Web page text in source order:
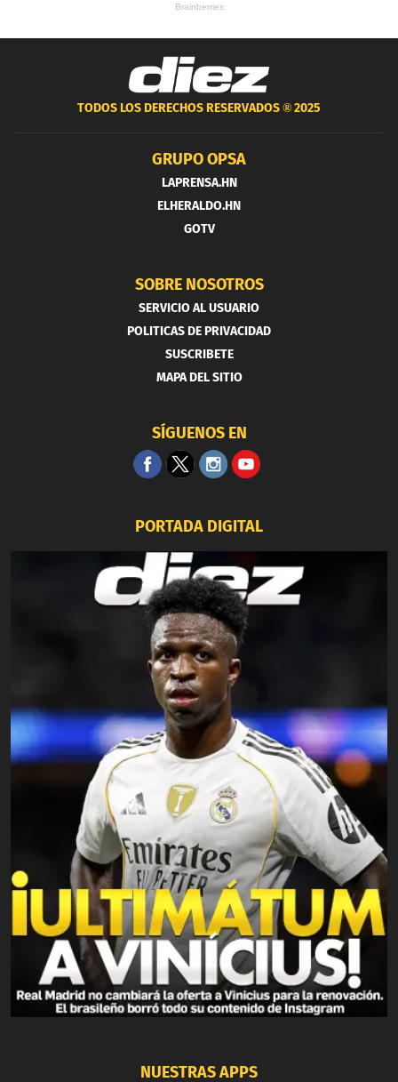
TODOS LOS DERECHOS RESERVADOS ®2025
GRUPO OPSA
LAPRENSA.HN
ELHERALDO.HN
GOTV
SOBRE NOSOTROS
SERVICIO AL USUARIO
POLITICAS DE PRIVACIDAD
SUSCRIBETE
MAPA DEL SITIO
SÍGUENOS EN
PORTADA DIGITAL
NUESTRAS APPS